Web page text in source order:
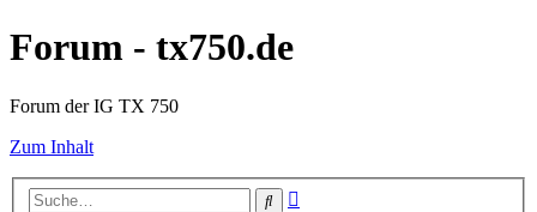
Forum - tx750.de
Forum der IG TX 750
Zum Inhalt
Suche